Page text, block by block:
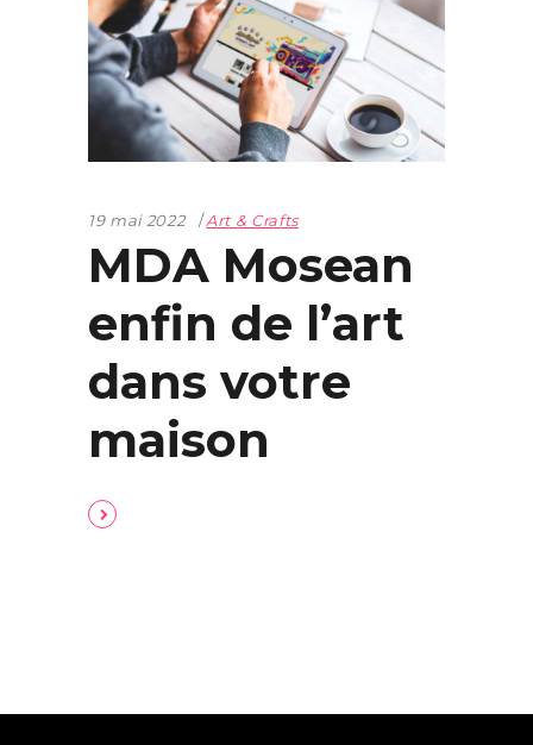
19 mai 2022 Art & Crafts
MDA Mosean
enfin de l’art
dans votre
maison